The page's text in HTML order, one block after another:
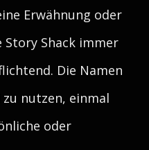
Erwähnung oder
Story Shack immer
Die Namen
nutzen, einmal
oder